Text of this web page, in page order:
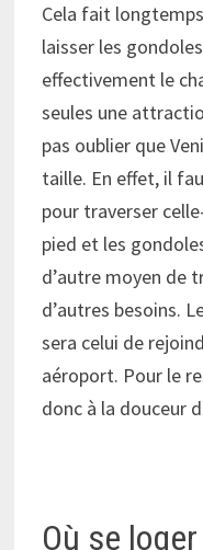
Cela fait
laisser les
effectivement le
seules une
pas oublier que
taille. En effet, il
pour traverser
pied et les
d’autre moyen de
d’autres besoins.
sera celui de
aéroport. Pour le
donc à la douceur
Où se